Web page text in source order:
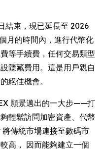
結束，現已延長至 2026
月的時間內，進行代幣化
等手續費，任何交易類型
隱藏費用。這是用戶親自
絕佳機會。
願景邁出的一大步——打
輕鬆訪問加密資產、代幣
傳統市場連接至數碼市
高， 因而能夠建立一個